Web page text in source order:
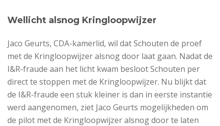
Wellicht alsnog Kringloopwijzer
Jaco Geurts, CDA-kamerlid, wil dat Schouten de proef
met de Kringloopwijzer alsnog door laat gaan. Nadat de
I&R-fraude aan het licht kwam besloot Schouten per
direct te stoppen met de Kringloopwijzer. Nu blijkt dat
de I&R-fraude een stuk kleiner is dan in eerste instantie
werd aangenomen, ziet Jaco Geurts mogelijkheden om
de pilot met de Kringloopwijzer alsnog door te laten